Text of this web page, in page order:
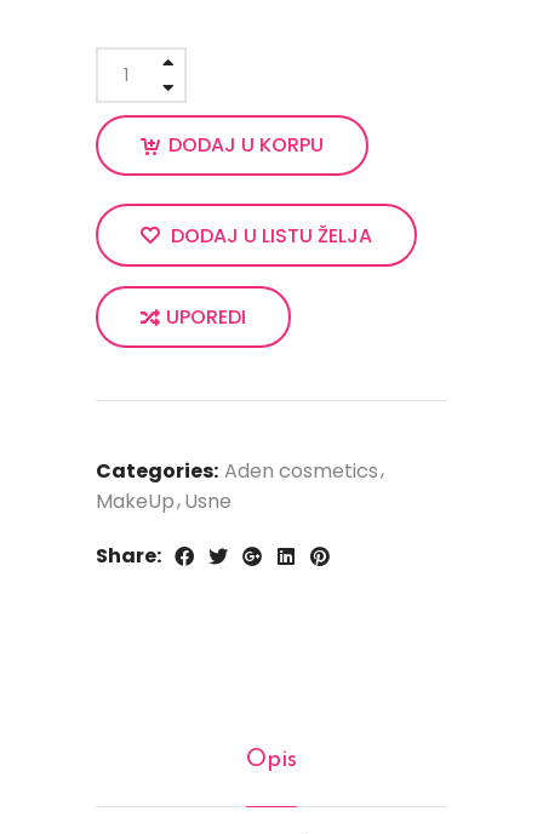
DODAJ U KORPU
DODAJ U LISTU ŽELJA
UPOREDI
Categories: Aden cosmetics
MakeUp Usne
Share:
Opis